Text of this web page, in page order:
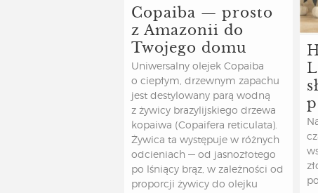
Copaiba — prosto
z Amazonii do
Twojego domu
Uniwersalny olejek Copaiba
o ciepłym, drzewnym zapachu
jest destylowany parą wodną
z żywicy brazylijskiego drzewa
kopaiwa (Copaifera reticulata).
Żywica ta występuje w różnych
odcieniach — od jasnozłotego
po lśniący brąz, w zależności od
proporcji żywicy do olejku